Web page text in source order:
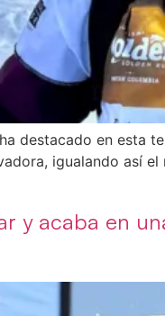
destacado en esta
igualando así
y acaba en